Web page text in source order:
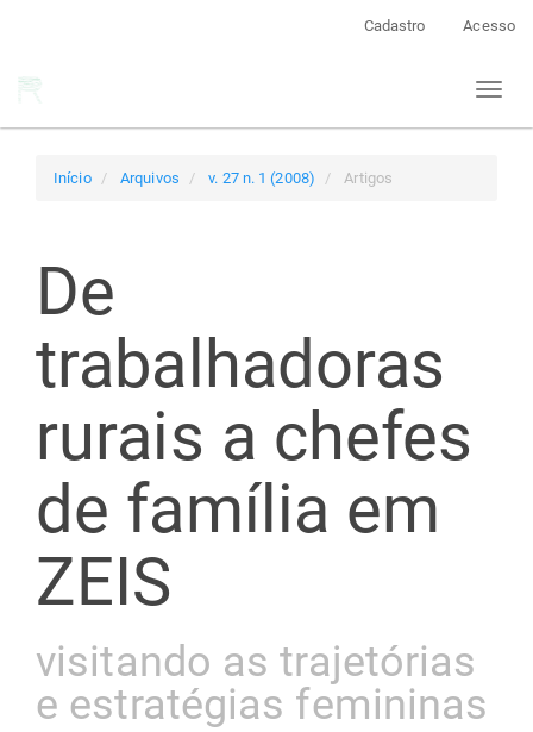
Cadastro Acesso
Toggle
Início Arquivos v. 27 n. 1 (2008) Artigos
De
trabalhadoras
rurais a chefes
de família em
ZEIS
visitando as trajetórias
e estratégias femininas